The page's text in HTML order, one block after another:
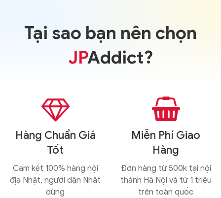
Tại sao bạn nên chọn
JPAddict?

Hàng Chuẩn Giá
Tốt
Cam kết 100% hàng nội
địa Nhật, người dân Nhật
dùng

Miễn Phí Giao
Hàng
Đơn hàng từ 500k tại nội
thành Hà Nội và từ 1 triệu
trên toàn quốc